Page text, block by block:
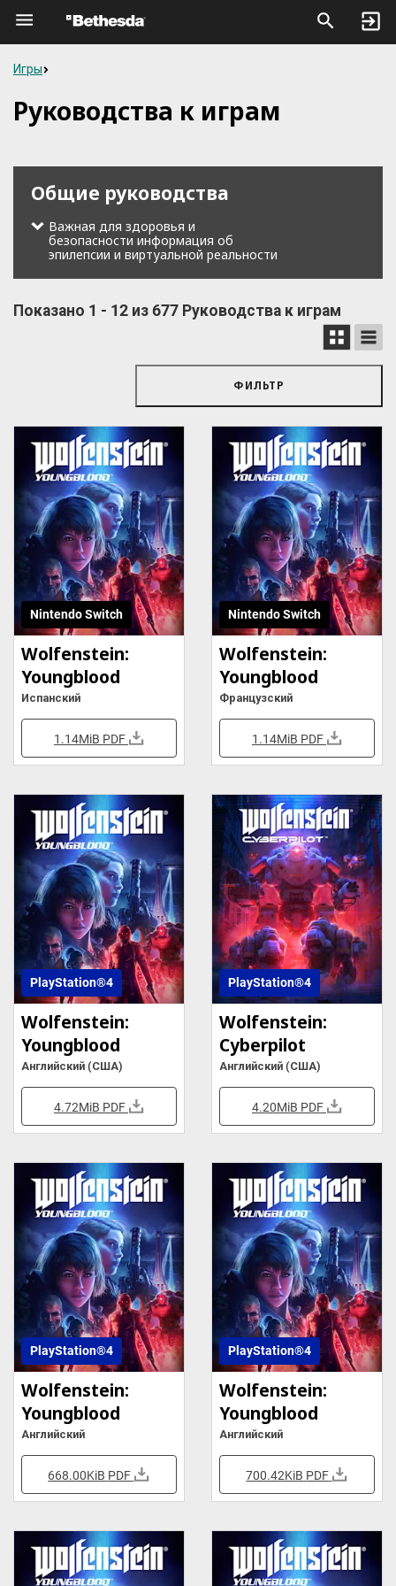
Игры
Руководства к играм
Общие руководства
Важная для здоровья и
безопасности информация об
эпилепсии и виртуальной реальности
Показано 1 - 12 из 677 Руководства к играм
ФИЛЬТР
Nintendo Switch
Wolfenstein:
Youngblood
Испанский
1.14MiB PDF
Nintendo Switch
Wolfenstein:
Youngblood
Французский
1.14MiB PDF
PlayStation®4
Wolfenstein:
Youngblood
Английский (США)
4.72MiB PDF
PlayStation®4
Wolfenstein:
Cyberpilot
Английский (США)
4.20MiB PDF
PlayStation®4
Wolfenstein:
Youngblood
Английский
668.00KiB PDF
PlayStation®4
Wolfenstein:
Youngblood
Английский
700.42KiB PDF